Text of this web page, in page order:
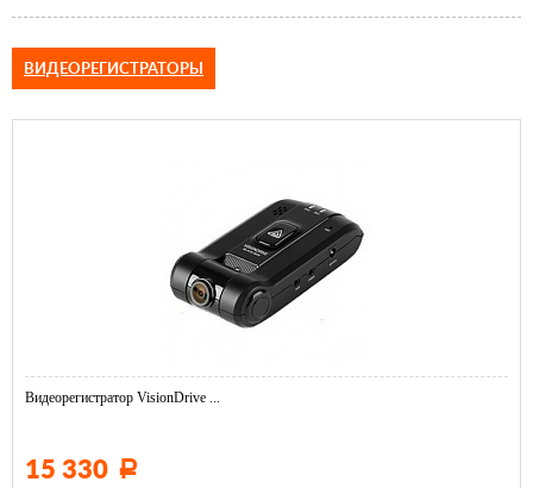
ВИДЕОРЕГИСТРАТОРЫ
Видеорегистратор VisionDrive ...
15 330 Р